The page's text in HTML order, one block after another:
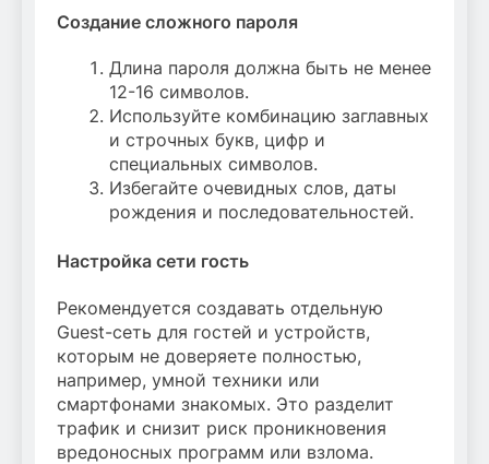
Создание сложного пароля
Длина пароля должна быть не менее
12-16 символов.
Используйте комбинацию заглавных
и строчных букв, цифр и
специальных символов.
Избегайте очевидных слов, даты
рождения и последовательностей.
Настройка сети гость
Рекомендуется создавать отдельную
Guest-сеть для гостей и устройств,
которым не доверяете полностью,
например, умной техники или
смартфонами знакомых. Это разделит
трафик и снизит риск проникновения
вредоносных программ или взлома.